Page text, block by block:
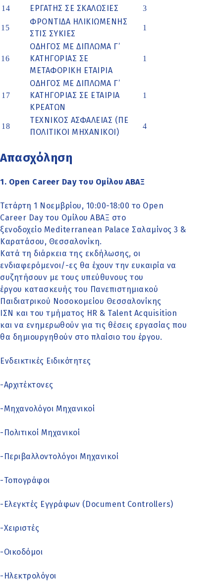
14 ΕΡΓΑΤΗΣ ΣΕ ΣΚΑΛΩΣΙΕΣ 3
15
ΦΡΟΝΤΙΔΑ ΗΛΙΚΙΩΜΕΝΗΣ
ΣΤΙΣ ΣΥΚΙΕΣ
1
16
ΟΔΗΓΟΣ ΜΕ ΔΙΠΛΩΜΑ Γ’
ΚΑΤΗΓΟΡΙΑΣ ΣΕ
ΜΕΤΑΦΟΡΙΚΗ ΕΤΑΙΡΙΑ
1
17
ΟΔΗΓΟΣ ΜΕ ΔΙΠΛΩΜΑ Γ’
ΚΑΤΗΓΟΡΙΑΣ ΣΕ ΕΤΑΙΡΙΑ
ΚΡΕΑΤΩΝ
1
18
ΤΕΧΝΙΚΟΣ ΑΣΦΑΛΕΙΑΣ (ΠΕ
ΠΟΛΙΤΙΚΟΙ ΜΗΧΑΝΙΚΟΙ)
4
Απασχόληση
1. Open Career Day του Ομίλου ΑΒΑΞ
Τετάρτη 1 Νοεμβρίου, 10:00-18:00 το Open
Career Day του Ομίλου ΑΒΑΞ στο
ξενοδοχείο Μediterranean Palace Σαλαμίνος 3 &
Καρατάσου, Θεσσαλονίκη.
Κατά τη διάρκεια της εκδήλωσης, οι
ενδιαφερόμενοι/-ες θα έχουν την ευκαιρία να
συζητήσουν με τους υπεύθυνους του
έργου κατασκευής του Πανεπιστημιακού
Παιδιατρικού Νοσοκομείου Θεσσαλονίκης
ΙΣΝ και του τμήματος HR & Talent Acquisition
και να ενημερωθούν για τις θέσεις εργασίας που
θα δημιουργηθούν στο πλαίσιο του έργου.
Ενδεικτικές Ειδικότητες
-Αρχιτέκτονες
-Μηχανολόγοι Μηχανικοί
-Πολιτικοί Μηχανικοί
-Περιβαλλοντολόγοι Μηχανικοί
-Τοπογράφοι
-Ελεγκτές Εγγράφων (Document Controllers)
-Χειριστές
-Οικοδόμοι
-Ηλεκτρολόγοι